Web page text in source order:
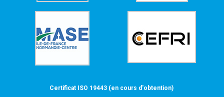
Certificat ISO 19443 (en cours d'obtention)